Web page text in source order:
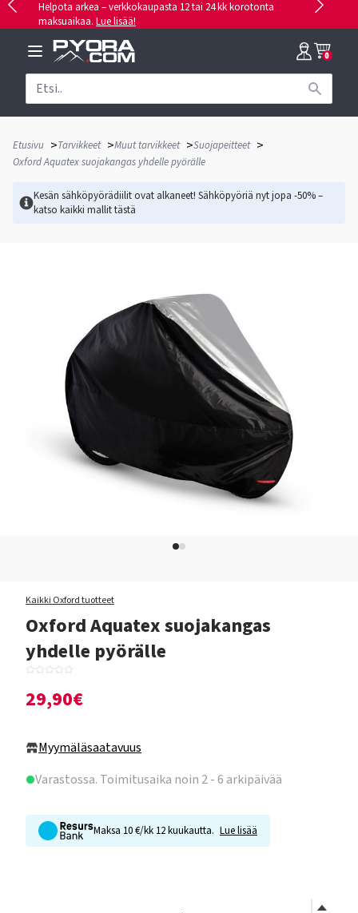
Helpota arkea – verkkokaupasta 12 tai 24 kk korotonta
maksuaikaa. Lue lisää!
0
Etusivu >Tarvikkeet >Muut tarvikkeet >Suojapeitteet >
Oxford Aquatex suojakangas yhdelle pyörälle
Kesän sähköpyörädiilit ovat alkaneet! Sähköpyöriä nyt jopa -50% –
katso kaikki mallittästä
Kaikki Oxford tuotteet
Oxford Aquatex suojakangas
yhdelle pyörälle
29,90€
Myymäläsaatavuus
Varastossa. Toimitusaika noin 2 - 6 arkipäivää
Maksa 10 €/kk 12 kuukautta. Lue lisää